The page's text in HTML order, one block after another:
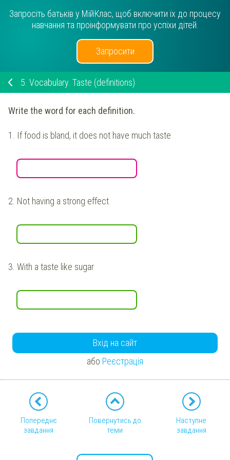
Запросіть батьків у МійКлас, щоб включити їх до процесу
навчання та проінформувати про успіхи дітей.
Запросити
5. Vocabulary. Taste (definitions)
Write the word for each definition.
1. If food is bland, it does not have much taste
2. Not having a strong effect
3. With a taste like sugar
Вхід на сайт
або Реєстрація
Попереднє
завдання
Повернутись до
теми
Наступне
завдання